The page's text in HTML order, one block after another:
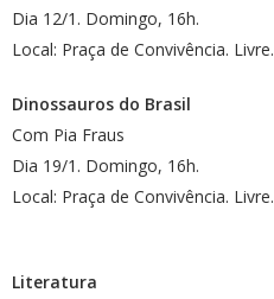
Dia 12/1. Domingo, 16h.
Local: Praça de Convivência. Livre.
Dinossauros do Brasil
Com Pia Fraus
Dia 19/1. Domingo, 16h.
Local: Praça de Convivência. Livre.
Literatura